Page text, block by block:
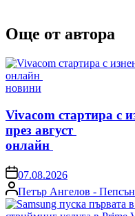
Още от автора
Posted
новини
Vivacom стартира с
през август
онлайн
on07.08.2026
Posted
by
Петър Ангелов - Пепсън